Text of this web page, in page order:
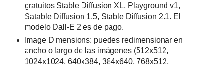
gratuitos Stable Diffusion XL, Playground v1,
Satable Diffusion 1.5, Stable Diffusion 2.1. El
modelo Dall-E 2 es de pago.
Image Dimensions: puedes redimensionar en
ancho o largo de las imágenes (512x512,
1024x1024, 640x384, 384x640, 768x512,